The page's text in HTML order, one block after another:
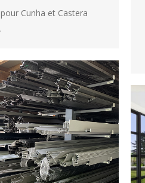
Cunha et Castera